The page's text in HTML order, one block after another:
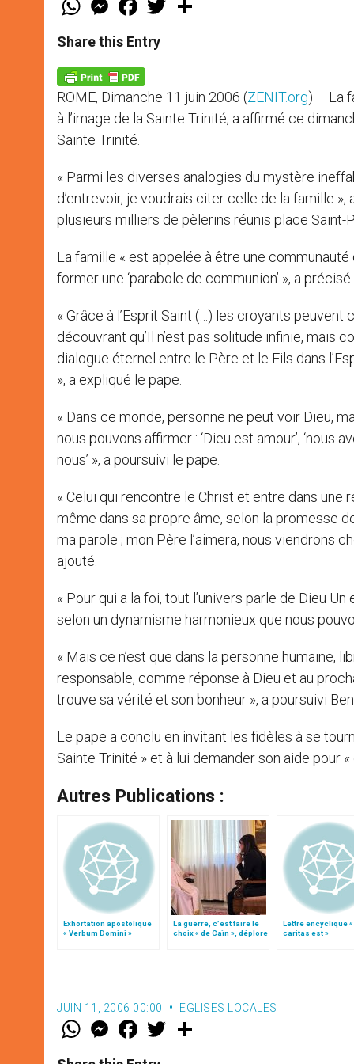
t
s
p
p
e
s
e
g
e
r
a
e
b
k
w
Share this Entry
ROME, Dimanche 11 juin 2006 (ZENIT.org) – La
à l’image de la Sainte Trinité, a affirmé ce
Sainte Trinité.
« Parmi les diverses analogies du mystère
d’entrevoir, je voudrais citer celle de la famille
plusieurs milliers de pèlerins réunis place Saint-
La famille « est appelée à être une
former une ‘parabole de communion’ », a précisé
« Grâce à l’Esprit Saint (…) les croyants peuvent
découvrant qu’Il n’est pas solitude infinie, mais
dialogue éternel entre le Père et le Fils dans
», a expliqué le pape.
« Dans ce monde, personne ne peut voir Dieu,
nous pouvons affirmer : ‘Dieu est amour’, ‘nous
nous’ », a poursuivi le pape.
« Celui qui rencontre le Christ et entre dans une
même dans sa propre âme, selon la promesse
ma parole ; mon Père l’aimera, nous viendrons
ajouté.
« Pour qui a la foi, tout l’univers parle de Dieu
selon un dynamisme harmonieux que nous
« Mais ce n’est que dans la personne humaine,
responsable, comme réponse à Dieu et au
trouve sa vérité et son bonheur », a poursuivi
Le pape a conclu en invitant les fidèles à se
Sainte Trinité » et à lui demander son aide pour «
Autres Publications :
Exhortation apostolique
« Verbum Domini »
La guerre, c’est faire le
choix « de Caïn », déplore
Lettre encyclique «
caritas est »
JUIN 11, 2006 00:00 EGLISES LOCALES
W
t
M
e
s
F
a
e
w